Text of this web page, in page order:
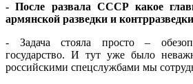
- После развала СССР какое
армянской разведки и
- Задача стояла просто –
государство. И тут уже было
российскими спецслужбами мы